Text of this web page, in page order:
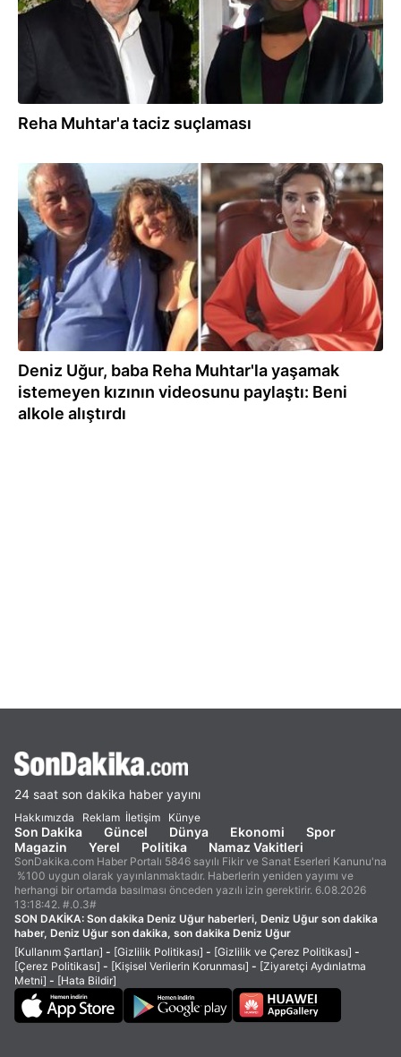
Reha Muhtar'a taciz suçlaması
21.06.2023
Deniz Uğur, baba Reha Muhtar'la yaşamak
istemeyen kızının videosunu paylaştı: Beni
alkole alıştırdı
24 saat son dakika haber yayını
Hakkımızda Reklam İletişim Künye
Son Dakika Güncel Dünya Ekonomi
Spor
Magazin
Yerel Politika Namaz Vakitleri
SonDakika.com Haber Portalı 5846 sayılı Fikir ve Sanat Eserleri Kanunu'na
%100 uygun olarak yayınlanmaktadır. Haberlerin yeniden yayımı ve
herhangi bir ortamda basılması önceden yazılı izin gerektirir. 6.08.2026
13:18:42. #.0.3#
SON DAKİKA: Son dakika Deniz Uğur haberleri, Deniz Uğur son dakika
haber, Deniz Uğur son dakika, son dakika Deniz Uğur
[Kullanım Şartları] - [Gizlilik Politikası] - [Gizlilik ve Çerez Politikası] -
[Çerez Politikası] - [Kişisel Verilerin Korunması] - [Ziyaretçi Aydınlatma
Metni] - [Hata Bildir]